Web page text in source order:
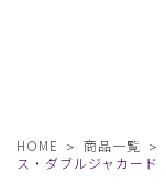
HOME 商品一覧
ス・ダブルジャカード